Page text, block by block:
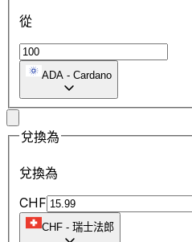
從
ADA - Cardano
兌換為
兌換為
CHF
CHF - 瑞士法郎